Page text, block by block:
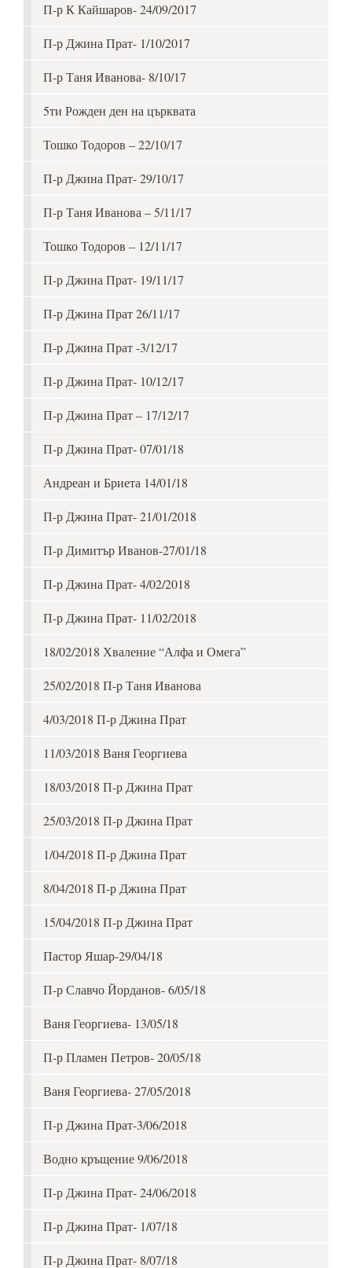
П-р К Кайшаров- 24/09/2017
П-р Джина Прат- 1/10/2017
П-р Таня Иванова- 8/10/17
5ти Рожден ден на църквата
Тошко Тодоров – 22/10/17
П-р Джина Прат- 29/10/17
П-р Таня Иванова – 5/11/17
Тошко Тодоров – 12/11/17
П-р Джина Прат- 19/11/17
П-р Джина Прат 26/11/17
П-р Джина Прат -3/12/17
П-р Джина Прат- 10/12/17
П-р Джина Прат – 17/12/17
П-р Джина Прат- 07/01/18
Андреан и Бриета 14/01/18
П-р Джина Прат- 21/01/2018
П-р Димитър Иванов-27/01/18
П-р Джина Прат- 4/02/2018
П-р Джина Прат- 11/02/2018
18/02/2018 Хваление “Алфа и Омега”
25/02/2018 П-р Таня Иванова
4/03/2018 П-р Джина Прат
11/03/2018 Ваня Георгиева
18/03/2018 П-р Джина Прат
25/03/2018 П-р Джина Прат
1/04/2018 П-р Джина Прат
8/04/2018 П-р Джина Прат
15/04/2018 П-р Джина Прат
Пастор Яшар-29/04/18
П-р Славчо Йорданов- 6/05/18
Ваня Георгиева- 13/05/18
П-р Пламен Петров- 20/05/18
Ваня Георгиева- 27/05/2018
П-р Джина Прат-3/06/2018
Водно кръщение 9/06/2018
П-р Джина Прат- 24/06/2018
П-р Джина Прат- 1/07/18
П-р Джина Прат- 8/07/18